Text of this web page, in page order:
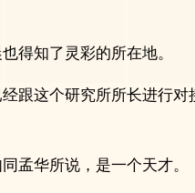
得知了灵彩的所在地。
跟这个研究所所长进行对
孟华所说，是一个天才。